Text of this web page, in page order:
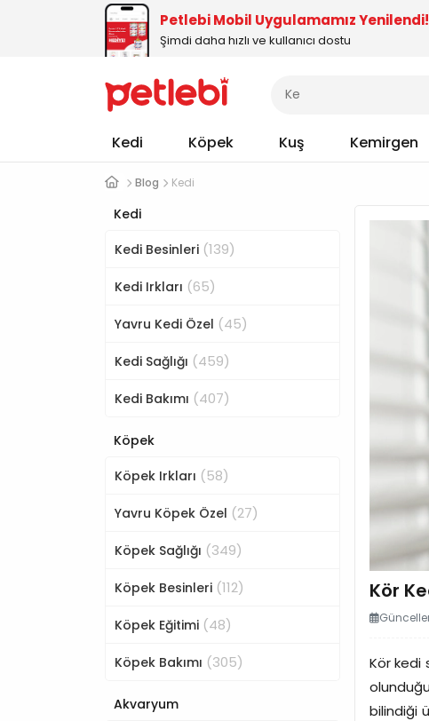
Petlebi Mobil Uygulamamız Yenilendi!
Şimdi daha hızlı ve kullanıcı dostu
Kedi Köpek Kuş Kemirgen
Blog Kedi
Kör
Kör kedi
bilindiği
Kedi
Kedi Besinleri (139)
Kedi Irkları (65)
Yavru Kedi Özel (45)
Kedi Sağlığı (459)
Kedi Bakımı (407)
Köpek
Köpek Irkları (58)
Yavru Köpek Özel (27)
Köpek Sağlığı (349)
Köpek Besinleri (112)
Köpek Eğitimi (48)
Köpek Bakımı (305)
Akvaryum